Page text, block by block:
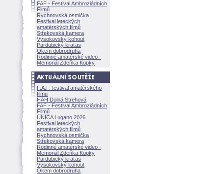
FAF - Festival Ambroziádních
Filmů
Rychnovská osmička
Festival leteckých
amatérských filmů
Střekovská kamera
Vysokovský kohout
Pardubický kraťas
Okem dobrodruha
Rodinné amatérské video -
Memoriál Zdeňka Kopky
F.A.F. festival amatérského
filmu
HAH Dolná Strehov
FAF - Festival Ambroziádních
Filmů
UNICA Lugano 2026
Festival leteckých
amatérských filmů
Rychnovská osmička
Střekovská kamera
Rodinné amatérské video -
Memoriál Zdeňka Kopky
Pardubický kraťas
Vysokovský kohout
Okem dobrodruha